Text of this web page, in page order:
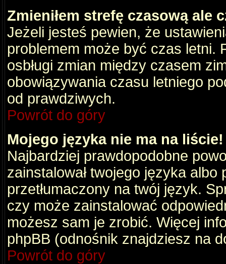
Zmieniłem strefę czasową ale
Jeżeli jesteś pewien, że
problemem może być czas letni.
osbługi zmian między czasem
obowiązywania czasu letniego
od prawdziwych.
Powrót do góry
Mojego języka nie ma na liście!
Najbardziej prawdopodobne
zainstalował twojego języka albo
przetłumaczony na twój język.
czy może zainstalować
możesz sam je zrobić. Więcej
phpBB (odnośnik znajdziesz na
Powrót do góry